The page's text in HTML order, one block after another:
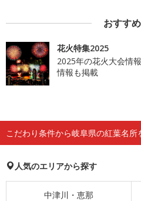
おすす
花火特集2025
2025年の花火大会情
情報も掲載
こだわり条件から岐阜県の紅葉名所
人気のエリアから探す
中津川・恵那